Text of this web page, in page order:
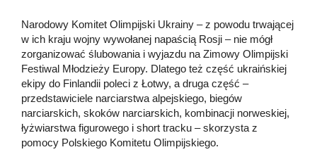
Narodowy Komitet Olimpijski Ukrainy – z powodu trwającej
w ich kraju wojny wywołanej napaścią Rosji – nie mógł
zorganizować ślubowania i wyjazdu na Zimowy Olimpijski
Festiwal Młodzieży Europy. Dlatego też część ukraińskiej
ekipy do Finlandii poleci z Łotwy, a druga część –
przedstawiciele narciarstwa alpejskiego, biegów
narciarskich, skoków narciarskich, kombinacji norweskiej,
łyżwiarstwa figurowego i short tracku – skorzysta z
pomocy Polskiego Komitetu Olimpijskiego.